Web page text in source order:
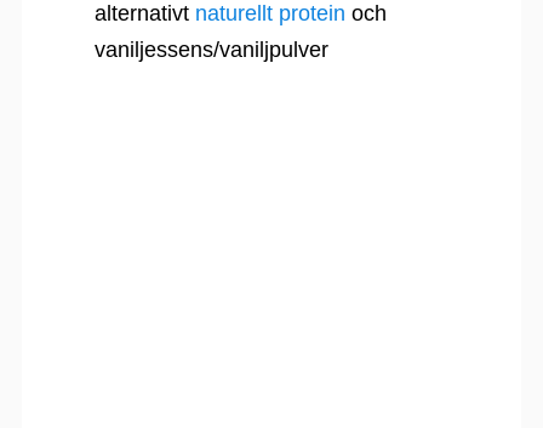
alternativt naturellt protein och
vaniljessens/vaniljpulver